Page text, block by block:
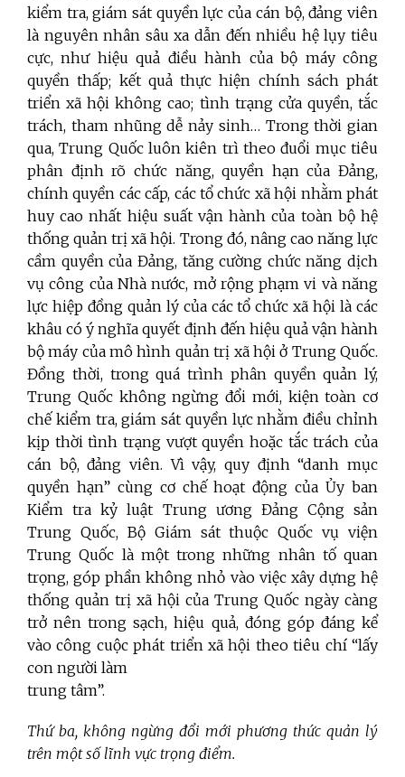
kiểm tra, giám sát quyền lực của cán bộ, đảng viên
là nguyên nhân sâu xa dẫn đến nhiều hệ lụy tiêu
cực, như hiệu quả điều hành của bộ máy công
quyền thấp; kết quả thực hiện chính sách phát
triển xã hội không cao; tình trạng cửa quyền, tắc
trách, tham nhũng dễ nảy sinh… Trong thời gian
qua, Trung Quốc luôn kiên trì theo đuổi mục tiêu
phân định rõ chức năng, quyền hạn của Đảng,
chính quyền các cấp, các tổ chức xã hội nhằm phát
huy cao nhất hiệu suất vận hành của toàn bộ hệ
thống quản trị xã hội. Trong đó, nâng cao năng lực
cầm quyền của Đảng, tăng cường chức năng dịch
vụ công của Nhà nước, mở rộng phạm vi và năng
lực hiệp đồng quản lý của các tổ chức xã hội là các
khâu có ý nghĩa quyết định đến hiệu quả vận hành
bộ máy của mô hình quản trị xã hội ở Trung Quốc.
Đồng thời, trong quá trình phân quyền quản lý,
Trung Quốc không ngừng đổi mới, kiện toàn cơ
chế kiểm tra, giám sát quyền lực nhằm điều chỉnh
kịp thời tình trạng vượt quyền hoặc tắc trách của
cán bộ, đảng viên. Vì vậy, quy định “danh mục
quyền hạn” cùng cơ chế hoạt động của Ủy ban
Kiểm tra kỷ luật Trung ương Đảng Cộng sản
Trung Quốc, Bộ Giám sát thuộc Quốc vụ viện
Trung Quốc là một trong những nhân tố quan
trọng, góp phần không nhỏ vào việc xây dựng hệ
thống quản trị xã hội của Trung Quốc ngày càng
trở nên trong sạch, hiệu quả, đóng góp đáng kể
vào công cuộc phát triển xã hội theo tiêu chí “lấy
con người làm
trung tâm”.
Thứ ba, không ngừng đổi mới phương thức quản lý
trên một số lĩnh vực trọng điểm.